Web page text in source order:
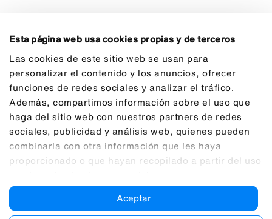
Esta página web usa cookies propias y de terceros
Las cookies de este sitio web se usan para
personalizar el contenido y los anuncios, ofrecer
funciones de redes sociales y analizar el tráfico.
Además, compartimos información sobre el uso que
haga del sitio web con nuestros partners de redes
sociales, publicidad y análisis web, quienes pueden
combinarla con otra información que les haya
proporcionado o que hayan recopilado a partir del uso
que haya hecho de sus servicios.
Aceptar